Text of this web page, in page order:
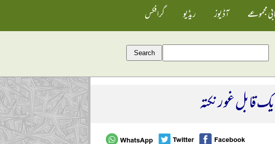
مجموعے آڈیوز ریڈیو گرافکس
قابل غور نکتہ